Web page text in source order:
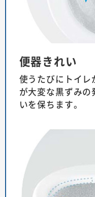
便器きれい
使うたびにトイレ
が大変な黒ずみ
いを保ちます。